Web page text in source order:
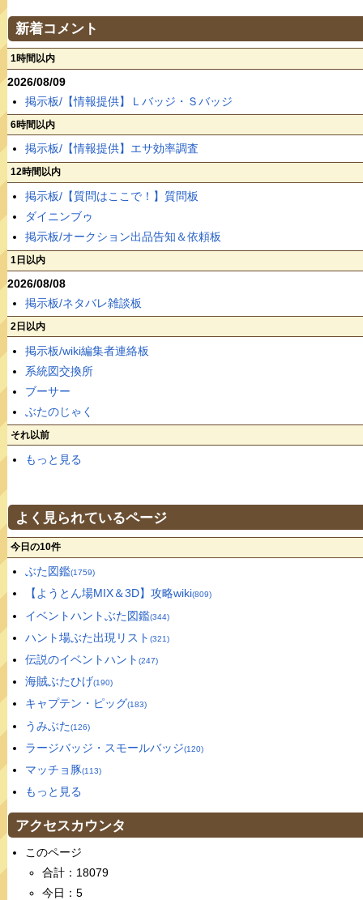
新着コメント
1時間以内
2026/08/09
掲示板/【情報提供】Ｌバッジ・Ｓバッジ
6時間以内
掲示板/【情報提供】エサ効率調査
12時間以内
掲示板/【質問はここで！】質問板
ダイニンブゥ
掲示板/オークション出品告知＆依頼板
1日以内
2026/08/08
掲示板/ネタバレ雑談板
2日以内
掲示板/wiki編集者連絡板
系統図交換所
ブーサー
ぶたのじゃく
それ以前
もっと見る
よく見られているページ
今日の10件
ぶた図鑑(1759)
【ようとん場MIX＆3D】攻略wiki(809)
イベントハントぶた図鑑(344)
ハント場ぶた出現リスト (321)
伝説のイベントハント (247)
海賊ぶたひげ(190)
キャプテン・ピッグ(183)
うみぶた(126)
ラージバッジ・スモールバッジ(120)
マッチョ豚(113)
もっと見る
アクセスカウンタ
このページ
合計：18079
今日：5